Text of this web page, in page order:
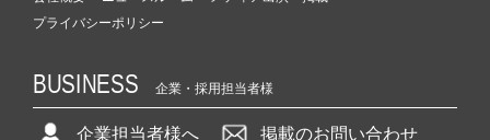
プライバシーポリシー
BUSINESS 企業・採用担当者様
企業担当者様へ 掲載のお問い合わせ